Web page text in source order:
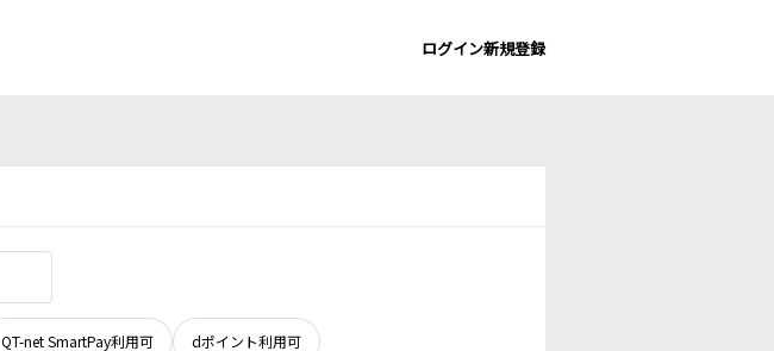
ログイン新規登録
QT-net SmartPay利用可 dポイント利用可